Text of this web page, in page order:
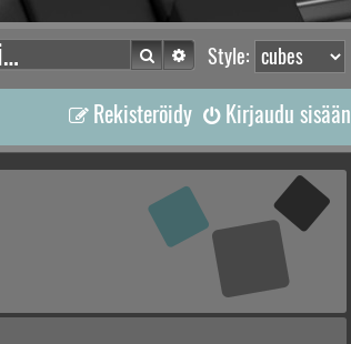
Style:
Etsi Tarkennettu haku
Kirjaudu sisään
Rekisteröidy